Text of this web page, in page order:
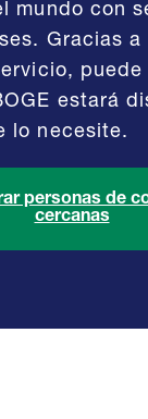
mundo con
Gracias a
puede
estará
lo necesite.
personas de
cercanas